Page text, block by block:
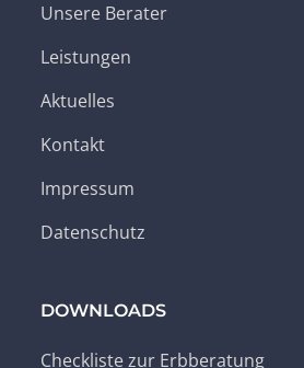
Unsere Berater
Leistungen
Aktuelles
Kontakt
Impressum
Datenschutz
DOWNLOADS
Checkliste zur Erbberatung